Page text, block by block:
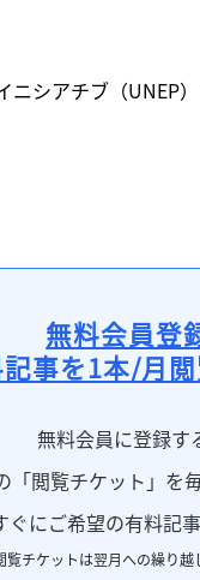
シアチブ（UNEP
無料会員登
事を1本/月
無料会員に登録す
「閲覧チケット」を
にご希望の有料記
チケットは翌月への繰り越